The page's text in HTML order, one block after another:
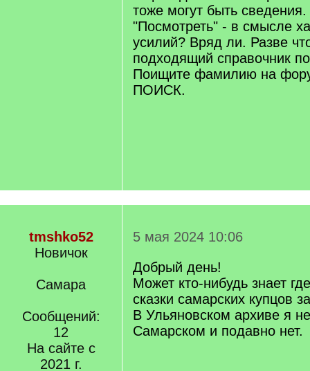
тоже могут быть сведения.
"Посмотреть" - в смысле
усилий? Вряд ли. Разве
подходящий справочник
Поищите фамилию на
ПОИСК.
tmshko52
Новичок
Самара
Сообщений:
12
На сайте с
2021 г.
5 мая 2024 10:06
Добрый день!
Может кто-нибудь знает
сказки самарских купцов
В Ульяновском архиве я
Самарском и подавно нет.